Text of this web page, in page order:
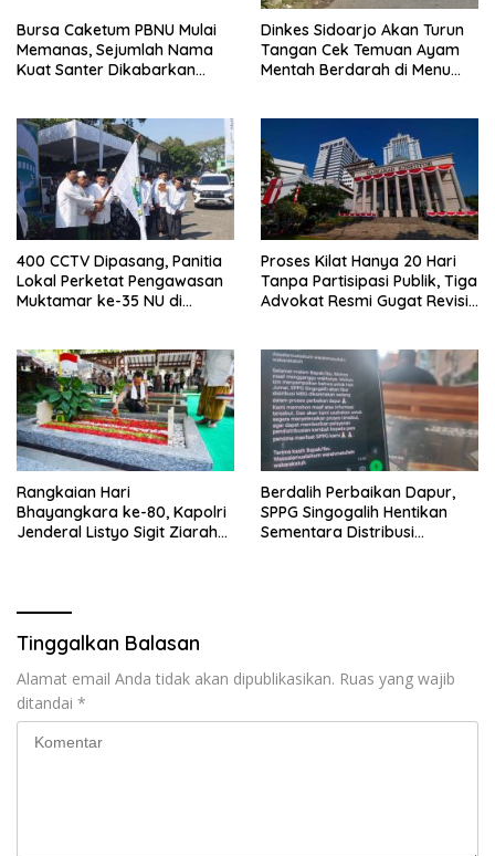
Bursa Caketum PBNU Mulai
Memanas, Sejumlah Nama
Kuat Santer Dikabarkan
Dinkes Sidoarjo Akan Turun
Tangan Cek Temuan Ayam
Mentah Berdarah di Menu
400 CCTV Dipasang, Panitia
Lokal Perketat Pengawasan
Muktamar ke-35 NU di
Proses Kilat Hanya 20 Hari
Tanpa Partisipasi Publik, Tiga
Advokat Resmi Gugat Revisi
Rangkaian Hari
Bhayangkara ke-80, Kapolri
Jenderal Listyo Sigit Ziarah
Berdalih Perbaikan Dapur,
SPPG Singogalih Hentikan
Sementara Distribusi
Tinggalkan Balasan
Alamat email Anda tidak akan dipublikasikan. Ruas yang wajib
ditandai *